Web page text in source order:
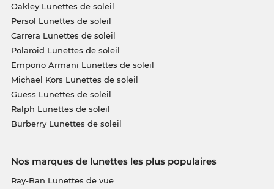
Oakley Lunettes de soleil
Persol Lunettes de soleil
Carrera Lunettes de soleil
Polaroid Lunettes de soleil
Emporio Armani Lunettes de soleil
Michael Kors Lunettes de soleil
Guess Lunettes de soleil
Ralph Lunettes de soleil
Burberry Lunettes de soleil
Nos marques de lunettes les plus populaires
Ray-Ban Lunettes de vue